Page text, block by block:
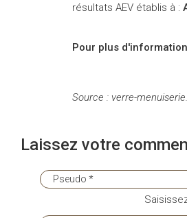
résultats AEV établis à :
Pour plus
Source : verre-
Laissez votre